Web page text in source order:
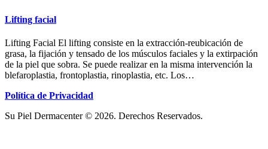
Lifting facial
Lifting Facial El lifting consiste en la extracción-reubicación de
grasa, la fijación y tensado de los músculos faciales y la extirpación
de la piel que sobra. Se puede realizar en la misma intervención la
blefaroplastia, frontoplastia, rinoplastia, etc. Los…
Política de Privacidad
Su Piel Dermacenter © 2026. Derechos Reservados.